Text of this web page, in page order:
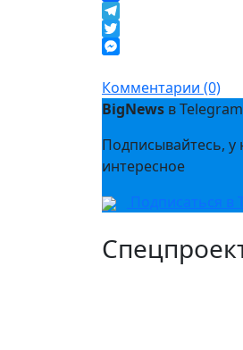
Facebook
Telegram
Twitter
Комментарии (0)
BigNews в Telegram
Подписывайтесь, у
интересное
Подписаться в